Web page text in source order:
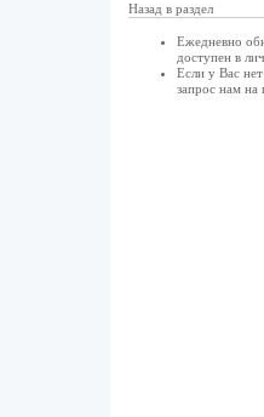
Назад в раздел
Ежедневно
доступен в
Если у Вас
запрос нам на